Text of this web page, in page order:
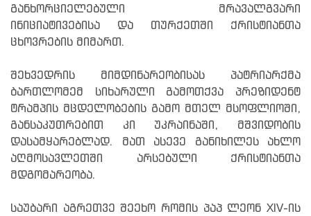
განხორციელებული მრავალგვარი
ინიციატივებისა და თურქეთში ქრისტიანთა
ცხოვრების მიმართ.
შეხვედრის მიმდინარეობისას პატრიარქმა
ბართლომემ სიხარული გამოთქვა პრეზიდენტ
ტრამპის მცდელობების გამო მთელ მსოფლიოში,
განსაკუთრებით კი უკრაინაში, მშვიდობის
დასამყარებლად. მათ ასევე განიხილეს ახლო
აღმოსავლეთში არსებული ქრისტიანთა
მდგომარეობა.
საუბარი აგრეთვე შეეხო რომის პაპ ლეონ XIV-ის